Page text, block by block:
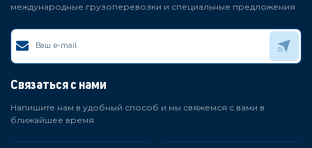
международные грузоперевозки и специальные предложения
Связаться с нами
Напишите нам в удобный способ и мы свяжемся с вами в
ближайшее время